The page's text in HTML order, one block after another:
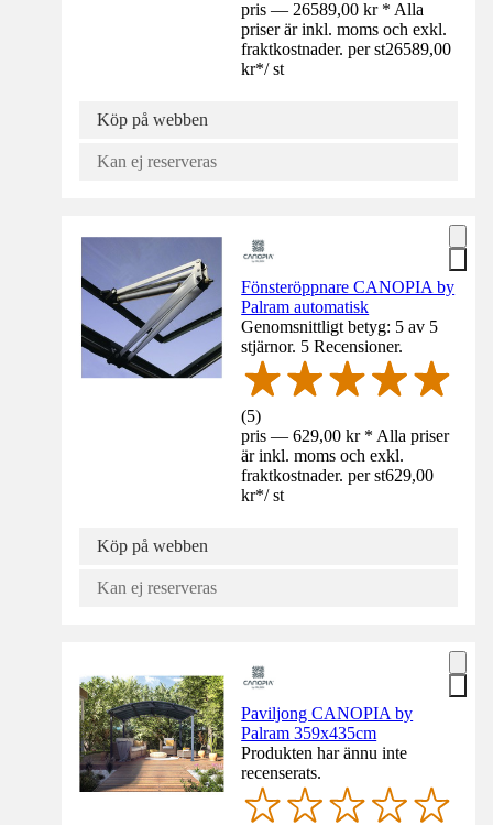
pris — 26589,00 kr * Alla
priser är inkl. moms och exkl.
fraktkostnader. per st26589,00
kr*/ st
Köp på webben
Kan ej reserveras
Fönsteröppnare CANOPIA by
Palram automatisk
Genomsnittligt betyg: 5 av 5
stjärnor. 5 Recensioner.
(5)
pris — 629,00 kr * Alla priser
är inkl. moms och exkl.
fraktkostnader. per st629,00
kr*/ st
Köp på webben
Kan ej reserveras
Paviljong CANOPIA by
Palram 359x435cm
Produkten har ännu inte
recenserats.